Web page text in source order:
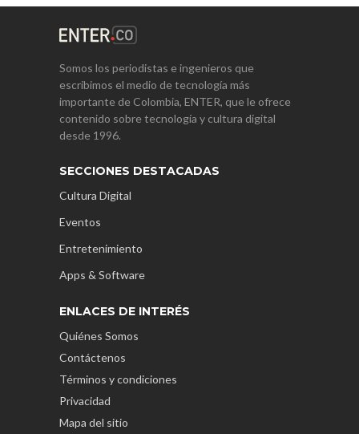
Somos los periodistas e ingenieros que
escribimos el medio de tecnología más
importante de Colombia, ENTER, que le ofrece
contenido sobre tecnología y cultura digital
desde 1996.
SECCIONES DESTACADAS
Cultura Digital
Eventos
Entretenimiento
Apps & Software
ENLACES DE INTERÉS
Quiénes Somos
Contáctenos
Términos y condiciones
Privacidad
Mapa del sitio